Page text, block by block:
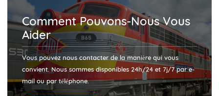
Comment Pouvons-Nous Vous
Aider
Vous pouvez nous contacter de la manière qui vous
convient. Nous sommes disponibles 24h/24 et 7j/7 par e-
mail ou par téléphone.